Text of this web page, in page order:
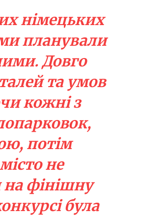
німецьких
планували
Довго
та умов
кожні з
потім
не
фінішну
була